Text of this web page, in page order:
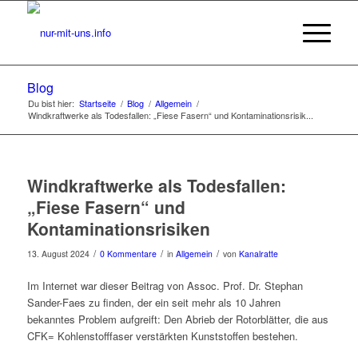
Blog
Du bist hier: Startseite / Blog / Allgemein /
Windkraftwerke als Todesfallen: „Fiese Fasern“ und Kontaminationsrisik...
Windkraftwerke als Todesfallen:
„Fiese Fasern“ und
Kontaminationsrisiken
13. August 2024 / 0 Kommentare / in Allgemein / von Kanalratte
Im Internet war dieser Beitrag von Assoc. Prof. Dr. Stephan
Sander-Faes zu finden, der ein seit mehr als 10 Jahren
bekanntes Problem aufgreift: Den Abrieb der Rotorblätter, die aus
CFK= Kohlenstofffaser verstärkten Kunststoffen bestehen.